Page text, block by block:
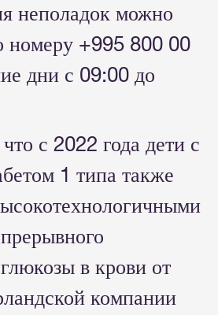
неполадок можно
номеру +995 800 00
дни с 09:00 до
с 2022 года дети с
1 типа также
в крови от
компании